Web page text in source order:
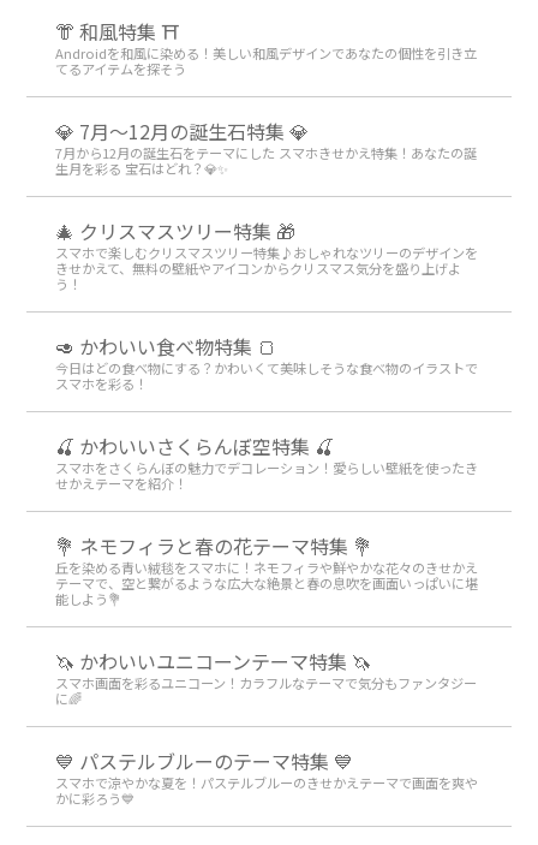
👘 和風特集 ⛩
Androidを和風に染める！美しい和風デザインであなたの個性を引き立
てるアイテムを探そう
💎 7月～12月の誕生石特集 💎
7月から12月の誕生石をテーマにした スマホきせかえ特集！あなたの誕
生月を彩る 宝石はどれ？💎✨
🎄 クリスマスツリー特集 🎁
スマホで楽しむクリスマスツリー特集♪おしゃれなツリーのデザインを
きせかえて、無料の壁紙やアイコンからクリスマス気分を盛り上げよ
う！
🥑 かわいい食べ物特集 🍞
今日はどの食べ物にする？かわいくて美味しそうな食べ物のイラストで
スマホを彩る！
🍒 かわいいさくらんぼ空特集 🍒
スマホをさくらんぼの魅力でデコレーション！愛らしい壁紙を使ったき
せかえテーマを紹介！
💐 ネモフィラと春の花テーマ特集 💐
丘を染める青い絨毯をスマホに！ネモフィラや鮮やかな花々のきせかえ
テーマで、空と繋がるような広大な絶景と春の息吹を画面いっぱいに堪
能しよう💐
🦄 かわいいユニコーンテーマ特集 🦄
スマホ画面を彩るユニコーン！カラフルなテーマで気分もファンタジー
に🌈
💙 パステルブルーのテーマ特集 💙
スマホで涼やかな夏を！パステルブルーのきせかえテーマで画面を爽や
かに彩ろう💙